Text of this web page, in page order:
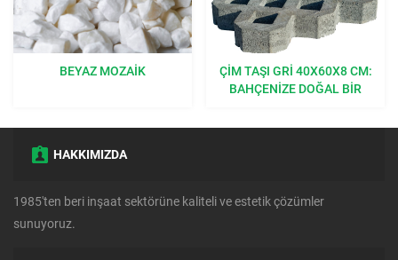
BEYAZ MOZAIK
ÇIM TAŞI GRI 40X60X8 CM:
BAHÇENIZE DOĞAL BIR
HAKKIMIZDA
1985'ten beri inşaat sektörüne kaliteli ve estetik çözümler
sunuyoruz.